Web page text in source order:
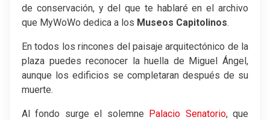
de conservación, y del que te hablaré en el archivo
que MyWoWo dedica a los Museos Capitolinos.
En todos los rincones del paisaje arquitectónico de la
plaza puedes reconocer la huella de Miguel Ángel,
aunque los edificios se completaran después de su
muerte.
Al fondo surge el solemne Palacio Senatorio, que